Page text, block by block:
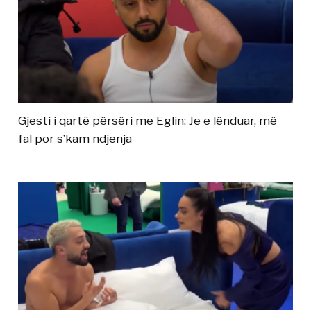
Gjesti i qartë përsëri me Eglin: Je e lënduar, më
fal por s’kam ndjenja